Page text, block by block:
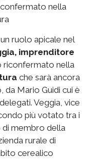
nella
ruolo apicale nel
imprenditore
riconfermato nella
che sarà ancora
da Mario Guidi cui è
Veggia, vice
più votato tra i
di membro della
rurale di
cerealico